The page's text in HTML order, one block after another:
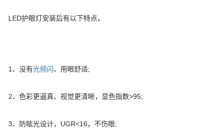
LED护眼灯安装后有以下特点，
1、没有光频闪、用眼舒适;
2、色彩更逼真、视觉更清晰，显色指数>95;
3、防眩光设计，UGR<16，不伤眼;